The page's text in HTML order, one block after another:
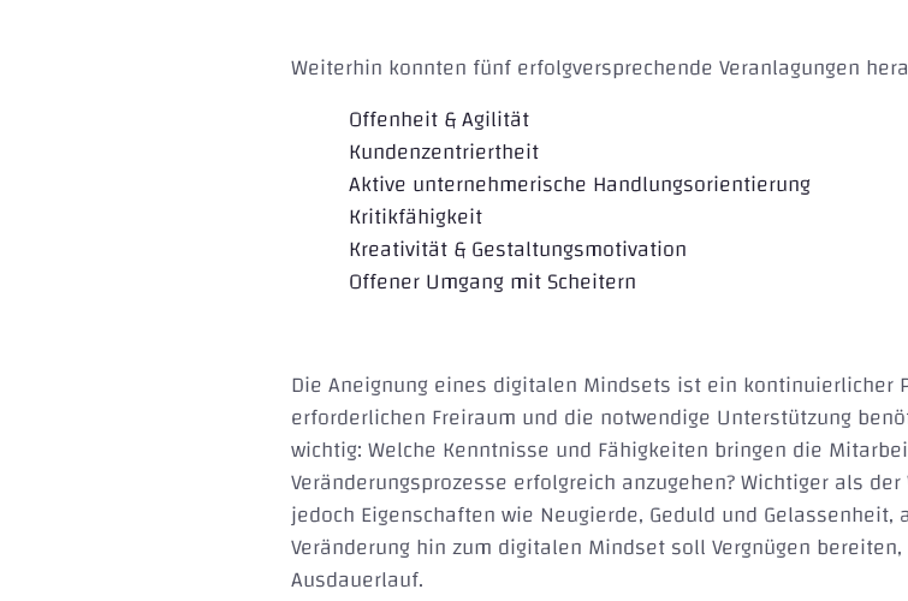
Weiterhin konnten fünf erfolgversprechende Veranlagungen
Offenheit & Agilität
Kundenzentriertheit
Aktive unternehmerische Handlungsorientierung
Kritikfähigkeit
Kreativität & Gestaltungsmotivation
Offener Umgang mit Scheitern
Die Aneignung eines digitalen Mindsets ist ein kontinuierlicher
erforderlichen Freiraum und die notwendige Unterstützung
wichtig: Welche Kenntnisse und Fähigkeiten bringen die
Veränderungsprozesse erfolgreich anzugehen? Wichtiger als
jedoch Eigenschaften wie Neugierde, Geduld und Gelassenheit,
Veränderung hin zum digitalen Mindset soll Vergnügen
Ausdauerlauf.